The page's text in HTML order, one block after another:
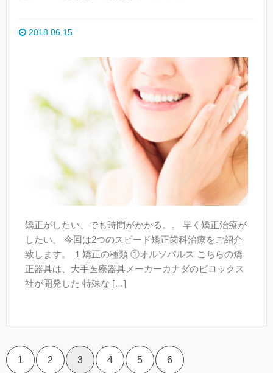
2018.06.15
矯正がしたい、でも時間がかかる。。 早く矯正治療が
したい。 今回は2つのスピード矯正歯科治療をご紹介
致します。 １矯正の種類 ①オルソパルス こちらの矯
正器具は、大手医療器具メーカーカナダのビロックス
社が開発した 特殊な […]
1 2 3 4 5 6